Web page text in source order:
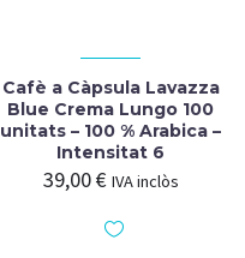
Cafè a Càpsula Lavazza
Blue Crema Lungo 100
unitats – 100 % Arabica –
Intensitat 6
39,00€ IVA inclòs